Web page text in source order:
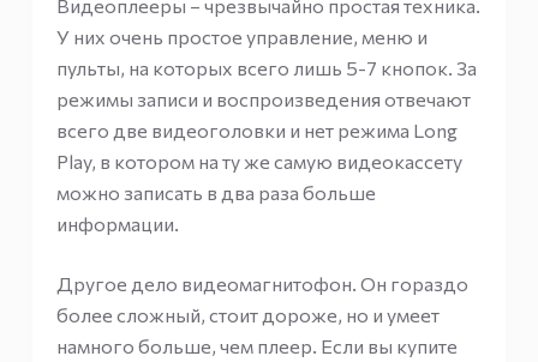
Видеоплееры – чрезвычайно простая техника.
У них очень простое управление, меню и
пульты, на которых всего лишь 5-7 кнопок. За
режимы записи и воспроизведения отвечают
всего две видеоголовки и нет режима Long
Play, в котором на ту же самую видеокассету
можно записать в два раза больше
информации.
Другое дело видеомагнитофон. Он гораздо
более сложный, стоит дороже, но и умеет
намного больше, чем плеер. Если вы купите